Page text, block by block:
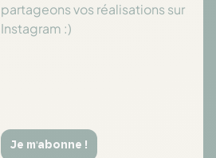
partageons vos réalisations sur
Instagram :)
Je m'abonne !